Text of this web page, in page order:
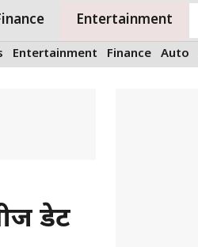
Entertainment
Entertainment Finance Auto
डेट